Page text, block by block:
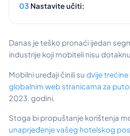
Nastavite učiti:
Danas je teško pronaći ijedan
industrije koji mobiteli nisu
Mobilni uređaji činili su dvije
globalnim web stranicama za
2023. godini.
Stoga bi propuštanje korištenja
unaprjeđenje vašeg hotelskog